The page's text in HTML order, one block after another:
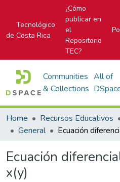
Tecnológico
de Costa Rica
¿Cómo
publicar en
el
Repositorio
TEC?
Communities
& Collections
All of
Home Recursos Educativos
General
Ecuación
x(y)